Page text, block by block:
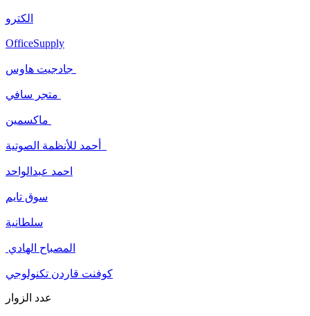
الكترو
OfficeSupply
احمد عبدالواحد
سوق تايم
سلطانية
المصباح الهادي
كوفنت قاردن تكنولوجي
عدد الزوار